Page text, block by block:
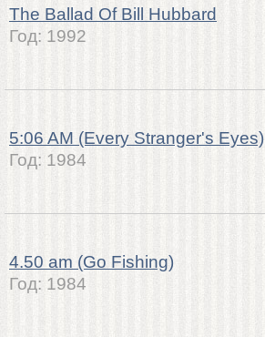
The Ballad Of Bill Hubbard
Год: 1992
5:06 AM (Every Stranger's Eyes)
Год: 1984
4.50 am (Go Fishing)
Год: 1984